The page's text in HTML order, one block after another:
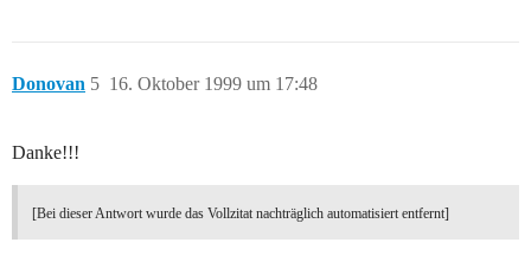
Donovan 16. Oktober 1999 um 17:48
5
Danke!!!
[Bei dieser Antwort wurde das Vollzitat nachträglich automatisiert entfernt]